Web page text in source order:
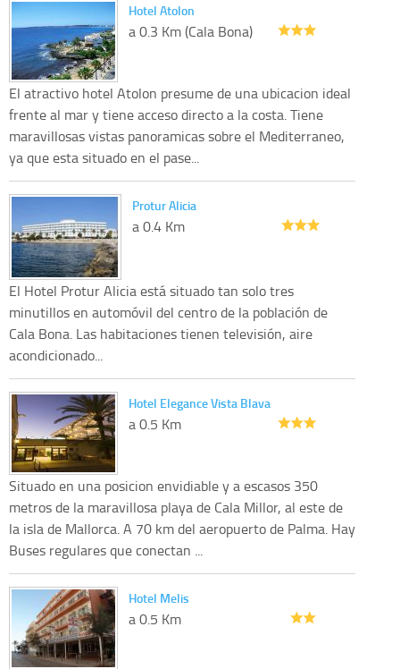
Hotel Atolon
a 0.3 Km (Cala Bona)
El atractivo hotel Atolon presume de una ubicacion ideal
frente al mar y tiene acceso directo a la costa. Tiene
maravillosas vistas panoramicas sobre el Mediterraneo,
ya que esta situado en el pase...
Protur Alicia
a 0.4 Km
El Hotel Protur Alicia está situado tan solo tres
minutillos en automóvil del centro de la población de
Cala Bona. Las habitaciones tienen televisión, aire
acondicionado...
Hotel Elegance Vista Blava
a 0.5 Km
Situado en una posicion envidiable y a escasos 350
metros de la maravillosa playa de Cala Millor, al este de
la isla de Mallorca. A 70 km del aeropuerto de Palma. Hay
Buses regulares que conectan ...
Hotel Melis
a 0.5 Km